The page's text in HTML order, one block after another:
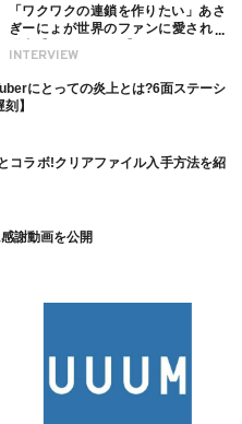
INTERVIEW
「ワクワクの連鎖を作りたい」あさ
ぎーにょが世界のファンに愛される
にとっての炎上とは?6面ステーシ
】
コラボ!クリアファイル入手方法を紹
謝動画を公開